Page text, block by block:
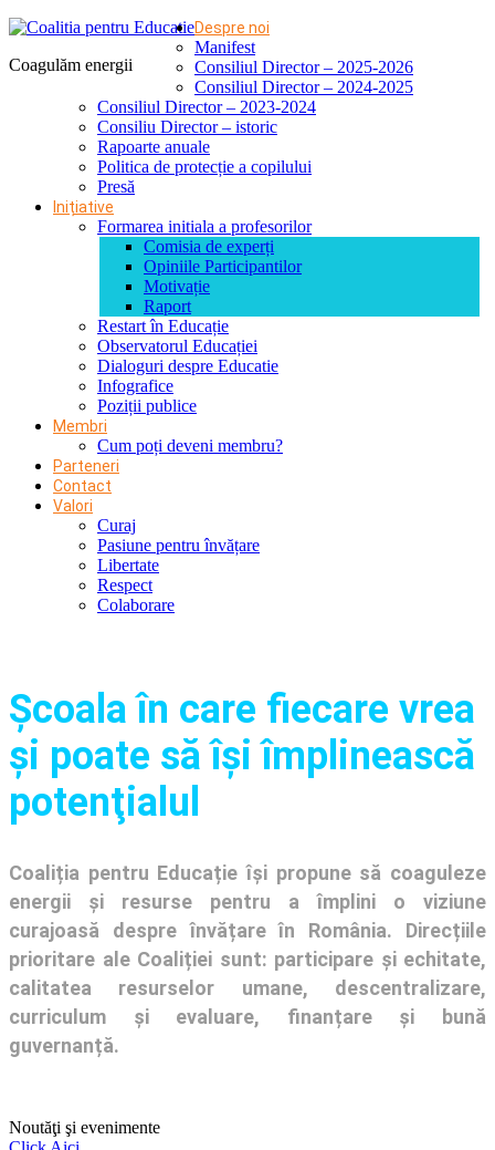
Coagulăm energii
Despre noi
Manifest
Consiliul Director – 2025-2026
Consiliul Director – 2024-2025
Consiliul Director – 2023-2024
Consiliu Director – istoric
Rapoarte anuale
Politica de protecție a copilului
Presă
Inițiative
Formarea initiala a profesorilor
Comisia de experți
Opiniile Participantilor
Motivație
Raport
Restart în Educație
Observatorul Educației
Dialoguri despre Educatie
Infografice
Poziții publice
Membri
Cum poți deveni membru?
Parteneri
Contact
Valori
Curaj
Pasiune pentru învățare
Libertate
Respect
Colaborare
Şcoala în care fiecare vrea
și poate să își împlinească
potenţialul
Coaliția pentru Educație își propune să coaguleze
energii și resurse pentru a împlini o viziune
curajoasă despre învățare în România. Direcțiile
prioritare ale Coaliției sunt: participare și echitate,
calitatea resurselor umane, descentralizare,
curriculum și evaluare, finanțare și bună
guvernanță.
Noutăţi şi evenimente